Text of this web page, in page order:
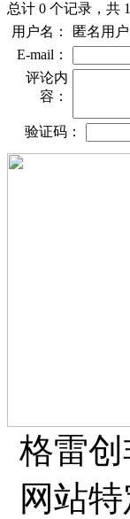
总计 0 个记录，共
用户名：
匿名用户
E-mail：
评论内
容：
验证码：
格雷
网站